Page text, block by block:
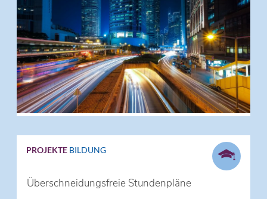
PROJEKTE BILDUNG
Überschneidungsfreie Stundenpläne